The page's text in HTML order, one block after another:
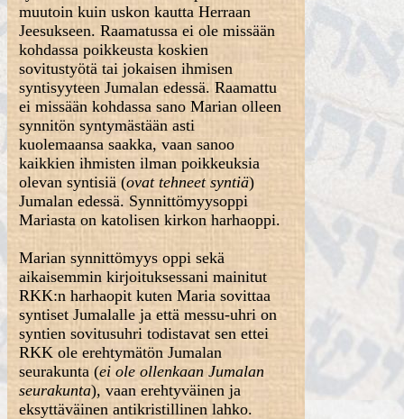
muutoin kuin uskon kautta Herraan
Jeesukseen. Raamatussa ei ole missään
kohdassa poikkeusta koskien
sovitustyötä tai jokaisen ihmisen
syntisyyteen Jumalan edessä. Raamattu
ei missään kohdassa sano Marian olleen
synnitön syntymästään asti
kuolemaansa saakka, vaan sanoo
kaikkien ihmisten ilman poikkeuksia
olevan syntisiä (ovat tehneet syntiä)
Jumalan edessä. Synnittömyysoppi
Mariasta on katolisen kirkon harhaoppi.
Marian synnittömyys oppi sekä
aikaisemmin kirjoituksessani mainitut
RKK:n harhaopit kuten Maria sovittaa
syntiset Jumalalle ja että messu-uhri on
syntien sovitusuhri todistavat sen ettei
RKK ole erehtymätön Jumalan
seurakunta (ei ole ollenkaan Jumalan
seurakunta), vaan erehtyväinen ja
eksyttäväinen antikristillinen lahko.